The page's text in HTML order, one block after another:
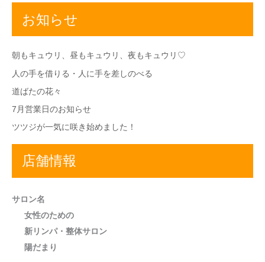
お知らせ
朝もキュウリ、昼もキュウリ、夜もキュウリ♡
人の手を借りる・人に手を差しのべる
道ばたの花々
7月営業日のお知らせ
ツツジが一気に咲き始めました！
店舗情報
サロン名
女性のための
新リンパ・整体サロン
陽だまり